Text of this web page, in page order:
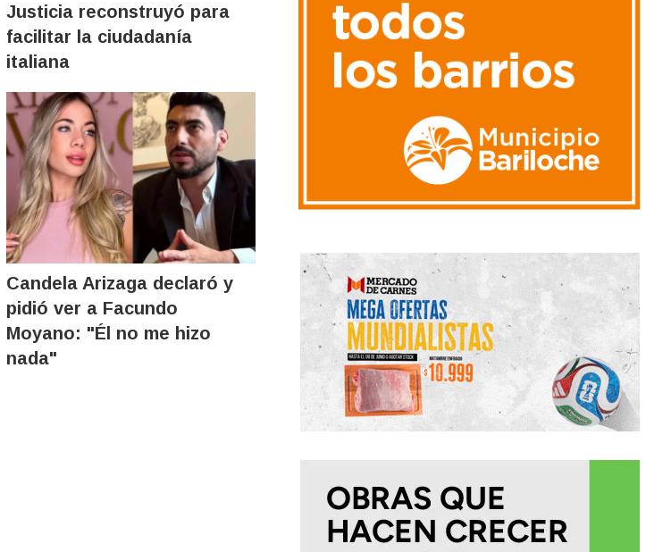
Justicia reconstruyó para
facilitar la ciudadanía
italiana
Candela Arizaga declaró y
pidió ver a Facundo
Moyano: "Él no me hizo
nada"